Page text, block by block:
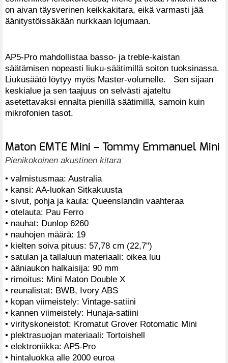
on aivan täysverinen keikkakitara, eikä varmasti jää
äänitystöissäkään nurkkaan lojumaan.
AP5-Pro mahdollistaa basso- ja treble-kaistan
säätämisen nopeasti liuku-säätimillä soiton tuoksinassa.
Liukusäätö löytyy myös Master-volumelle. Sen sijaan
keskialue ja sen taajuus on selvästi ajateltu
asetettavaksi ennalta pienillä säätimillä, samoin kuin
mikrofonien tasot.
Maton EMTE Mini – Tommy Emmanuel Mini
Pienikokoinen akustinen kitara
• valmistusmaa: Australia
• kansi: AA-luokan Sitkakuusta
• sivut, pohja ja kaula: Queenslandin vaahteraa
• otelauta: Pau Ferro
• nauhat: Dunlop 6260
• nauhojen määrä: 19
• kielten soiva pituus: 57,78 cm (22,7")
• satulan ja tallaluun materiaali: oikea luu
• ääniaukon halkaisija: 90 mm
• rimoitus: Mini Maton Double X
• reunalistat: BWB, Ivory ABS
• kopan viimeistely: Vintage-satiini
• kannen viimeistely: Hunaja-satiini
• virityskoneistot: Kromatut Grover Rotomatic Mini
• plektrasuojan materiaali: Tortoishell
• elektroniikka: AP5-Pro
• hintaluokka alle 2000 euroa